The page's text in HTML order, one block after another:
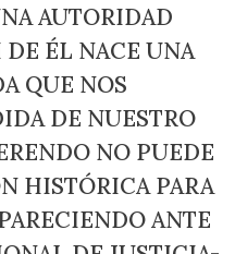
AUTORIDAD
ÉL NACE UNA
QUE NOS
DE NUESTRO
NO PUEDE
HISTÓRICA PARA
ANTE